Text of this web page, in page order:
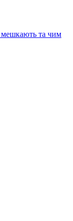
мешкають та чим